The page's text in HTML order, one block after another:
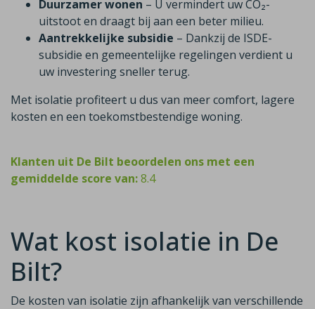
Duurzamer wonen – U vermindert uw CO₂-
uitstoot en draagt bij aan een beter milieu.
Aantrekkelijke subsidie – Dankzij de ISDE-
subsidie en gemeentelijke regelingen verdient u
uw investering sneller terug.
Met isolatie profiteert u dus van meer comfort, lagere
kosten en een toekomstbestendige woning.
Klanten uit De Bilt beoordelen ons met een
gemiddelde score van:8.4
Wat kost isolatie in De
Bilt?
De kosten van isolatie zijn afhankelijk van verschillende